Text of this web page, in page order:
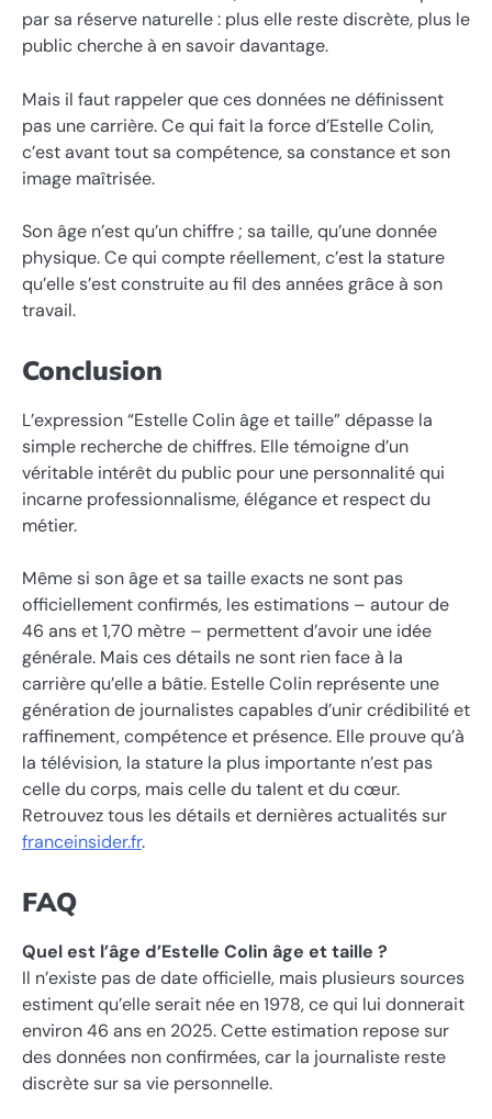
par sa réserve naturelle : plus elle reste discrète, plus le
public cherche à en savoir davantage.
Mais il faut rappeler que ces données ne définissent
pas une carrière. Ce qui fait la force d’Estelle Colin,
c’est avant tout sa compétence, sa constance et son
image maîtrisée.
Son âge n’est qu’un chiffre ; sa taille, qu’une donnée
physique. Ce qui compte réellement, c’est la stature
qu’elle s’est construite au fil des années grâce à son
travail.
Conclusion
L’expression “Estelle Colin âge et taille” dépasse la
simple recherche de chiffres. Elle témoigne d’un
véritable intérêt du public pour une personnalité qui
incarne professionnalisme, élégance et respect du
métier.
Même si son âge et sa taille exacts ne sont pas
officiellement confirmés, les estimations – autour de
46 ans et 1,70 mètre – permettent d’avoir une idée
générale. Mais ces détails ne sont rien face à la
carrière qu’elle a bâtie. Estelle Colin représente une
génération de journalistes capables d’unir crédibilité et
raffinement, compétence et présence. Elle prouve qu’à
la télévision, la stature la plus importante n’est pas
celle du corps, mais celle du talent et du cœur.
Retrouvez tous les détails et dernières actualités sur
franceinsider.fr.
FAQ
Quel est l’âge d’Estelle Colin âge et taille ?
Il n’existe pas de date officielle, mais plusieurs sources
estiment qu’elle serait née en 1978, ce qui lui donnerait
environ 46 ans en 2025. Cette estimation repose sur
des données non confirmées, car la journaliste reste
discrète sur sa vie personnelle.